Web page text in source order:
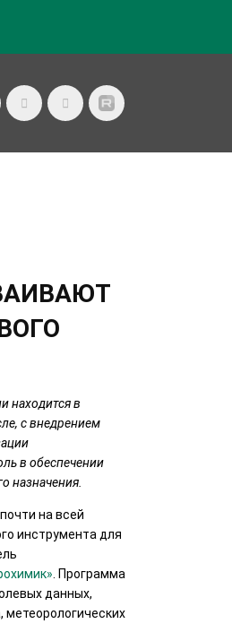
находится в
с внедрением
в обеспечении
назначения.
на всей
инструмента для
. Программа
данных,
метеорологических